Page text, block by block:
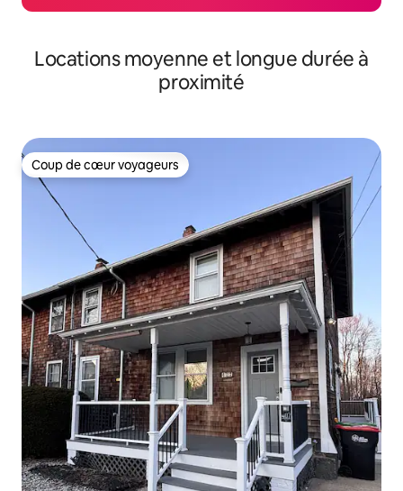
Locations moyenne et longue durée à
proximité
Coup de cœur voyageurs
Coup de cœur voyageurs